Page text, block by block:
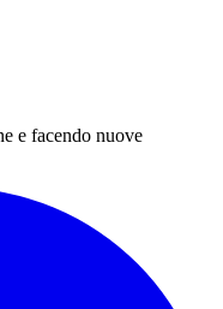
e facendo nuove